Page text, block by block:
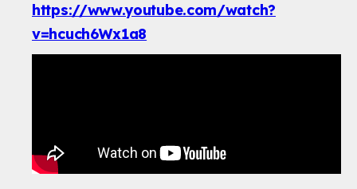
https://www.youtube.com/watch?
v=hcuch6Wx1a8